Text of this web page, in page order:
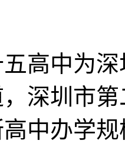
高中为
深圳市
中办学